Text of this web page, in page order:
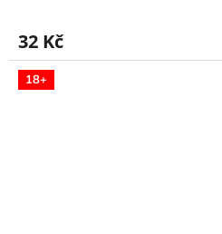
32 Kč
18+